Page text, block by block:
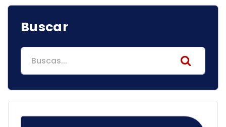
Buscar
Search
for: